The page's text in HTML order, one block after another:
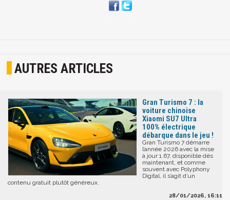
AUTRES ARTICLES
Gran Turismo 7 : la
voiture chinoise
Xiaomi SU7 Ultra
100% électrique
débarque dans le jeu !
Gran Turismo 7 démarre
l’année 2026 avec la mise
à jour 1.67, disponible dès
maintenant, et comme
souvent avec Polyphony
Digital, il s’agit d’un
contenu gratuit plutôt généreux.
28/01/2026, 16:11